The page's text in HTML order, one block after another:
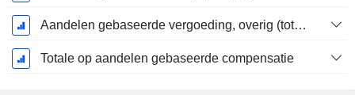
Aandelen gebaseerde vergoeding, overig (totaal)
Totale op aandelen gebaseerde compensatie